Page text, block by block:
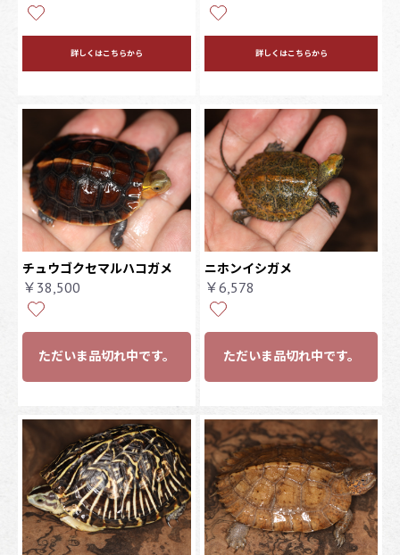
詳しくはこちらから 詳しくはこちらから
チュウゴクセマルハコガメ
￥38,500
ただいま品切れ中です。
ニホンイシガメ
￥6,578
ただいま品切れ中です。